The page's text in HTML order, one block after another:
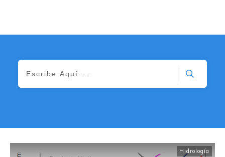
Hidrología